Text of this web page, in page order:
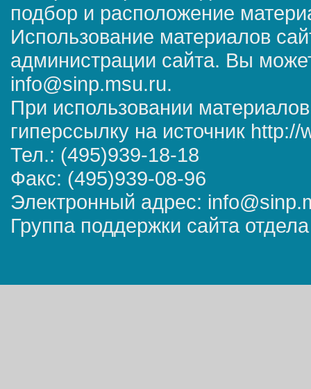
подбор и расположение
Использование материалов
администрации сайта. Вы
info@sinp.msu.ru.
При использовании
гиперссылку на источник
Тел.: (495)939-18-18
Факс: (495)939-08-96
Электронный адрес:
Группа поддержки сайта